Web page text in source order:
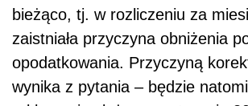
bieżąco, tj. w rozliczeniu za
zaistniała przyczyna obniżenia
opodatkowania. Przyczyną
wynika z pytania – będzie